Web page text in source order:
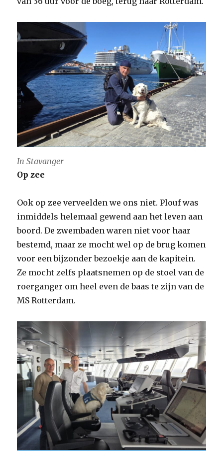
In Stavanger
Op zee
Ook op zee verveelden we ons niet. Plouf was
inmiddels helemaal gewend aan het leven aan
boord. De zwembaden waren niet voor haar
bestemd, maar ze mocht wel op de brug komen
voor een bijzonder bezoekje aan de kapitein.
Ze mocht zelfs plaatsnemen op de stoel van de
roerganger om heel even de baas te zijn van de
MS Rotterdam.